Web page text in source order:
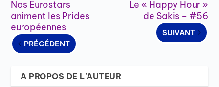
Nos Eurostars
animent les Prides
européennes
PRÉCÉDENT
Le « Happy Hour »
de Sakis – #56
SUIVANT
A PROPOS DE L'AUTEUR